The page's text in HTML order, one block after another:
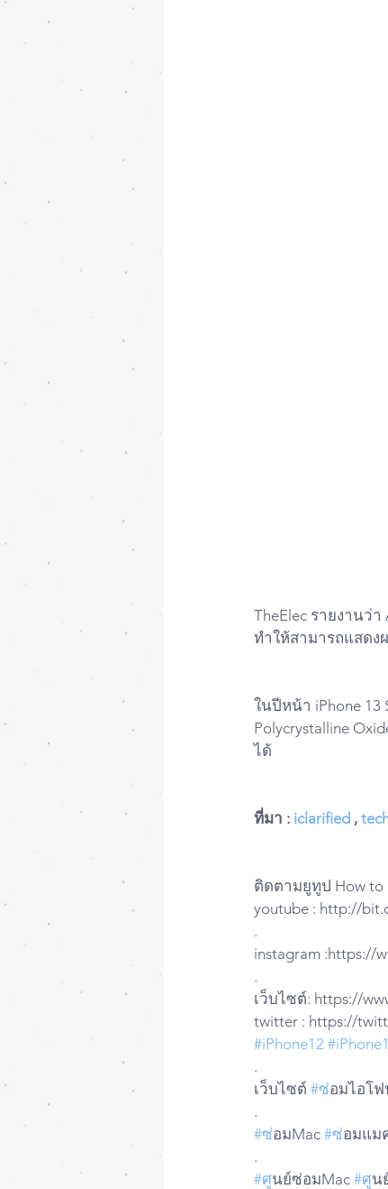
TheElec รายงานว่า
ทำให้สามารถแสดงผ
ในปีหน้า iPhone 13
Polycrystalline
ได้
ที่มา : iclarified ,
ติดตามยูทูป How to
youtube : http://
.
instagram :https://
.
เว็บไซต์: https://
twitter : https://
#iPhone12
.
เว็บไซต์ #ซอมไอโ
.
#ซ่อมMac #ซอมแม
.
#ศูนย์ซ่อมMac #ศน